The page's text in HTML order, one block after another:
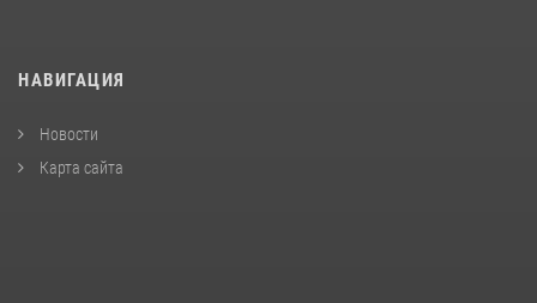
НАВИГАЦИЯ
Новости
Карта сайта